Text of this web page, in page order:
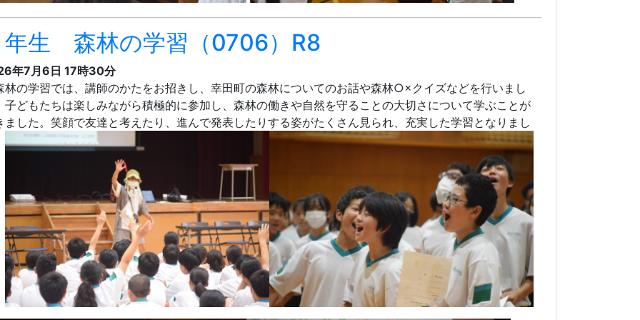
年生 森林の学習（0706）R8
年7月6日 17時30分
の学習では、講師のかたをお招きし、幸田町の森林についてのお話や森林○× クイズなどを行いまし
子どもたちは楽しみながら積極的に参加し、森林の働きや自然を守ることの大切さについて学ぶことが
ました。笑顔で友達と考えたり、進んで発表したりする姿がたくさん見られ、充実した学習となりまし